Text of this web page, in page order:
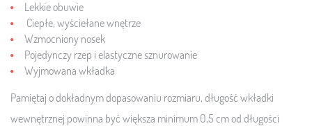
Lekkie obuwie
Ciepłe, wyściełane wnętrze
Wzmocniony nosek
Pojedynczy rzep i elastyczne sznurowanie
Wyjmowana wkładka
Pamiętaj o dokładnym dopasowaniu rozmiaru, długość wkładki
wewnętrznej powinna być większa minimum 0,5 cm od długości